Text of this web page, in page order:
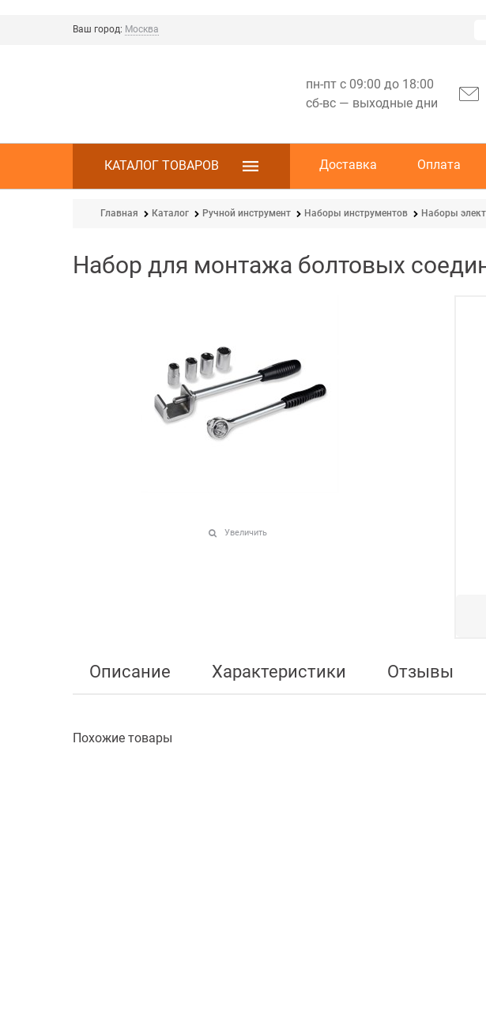
Ваш город: Москва
пн-пт с 09:00 до 18:00
сб-вс — выходные дни
КАТАЛОГ ТОВАРОВ Доставка Оплата
Главная Каталог Ручной инструмент Наборы инструментов Наборы
Набор для монтажа болтовых
Увеличить
Описание Характеристики Отзывы
Похожие товары